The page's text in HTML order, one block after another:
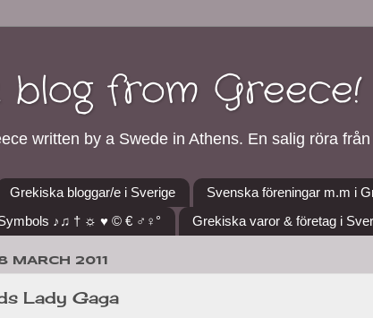
from Greece!
written by a Swede in Athens. En salig röra
Grekiska bloggar/e i Sverige Svenska föreningar m.m i
♪♫ † ☼ ♥ © € ♂♀° Grekiska varor & företag i
MARCH 2011
Lady Gaga